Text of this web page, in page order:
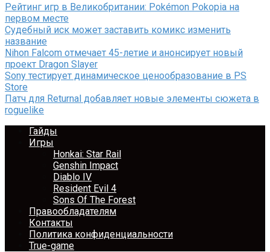
Рейтинг игр в Великобритании: Pokémon Pokopia на
первом месте
Судебный иск может заставить комикс изменить
название
Nihon Falcom отмечает 45-летие и анонсирует новый
проект Dragon Slayer
Sony тестирует динамическое ценообразование в PS
Store
Патч для Returnal добавляет новые элементы сюжета в
roguelike
Гайды
Игры
Honkai: Star Rail
Genshin Impact
Diablo IV
Resident Evil 4
Sons Of The Forest
Правообладателям
Контакты
Политика конфиденциальности
True-game